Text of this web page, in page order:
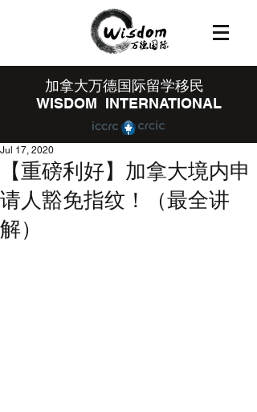
​加拿大万德国际留学移民
WISDOM INTERNATIONAL
【重磅利好】加拿大境内申
请人豁免指纹！（最全讲
解）
Jul 17, 2020